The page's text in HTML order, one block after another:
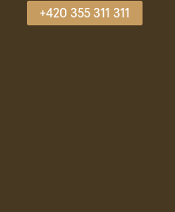
+420 355 311 311